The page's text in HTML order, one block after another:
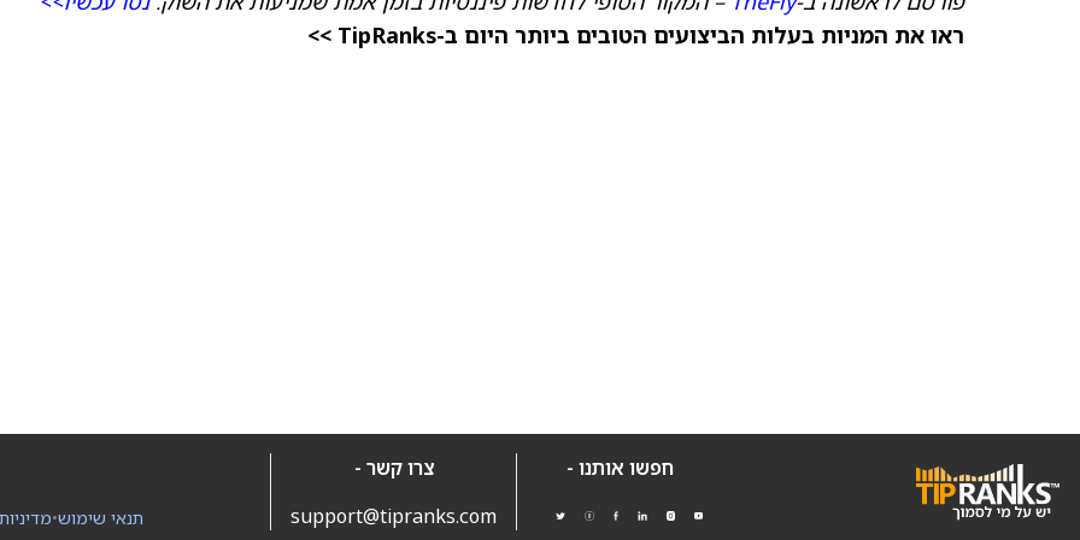
ראו את המניות בעלות הביצועים הטובים ביותר היום ב-TipRanks >>
חפשו אותנו -
צרו קשר -
support@tipranks.com
•תנאי שימוש